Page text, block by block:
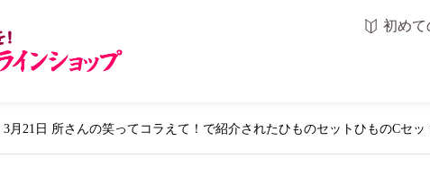
初めて
3月21日 所さんの笑ってコラえて！で紹介されたひものセットひものCセッ